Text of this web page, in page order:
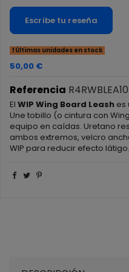
Escribe tu reseña
Últimas unidades en stock
50,00 €
Referencia R4RWBLEA10
El WIP Wing Board Leash es
Une tobillo (o cintura con
equipo en caídas. Uretano
ambos extremos, velcro
WIP para reducir efecto látigo.